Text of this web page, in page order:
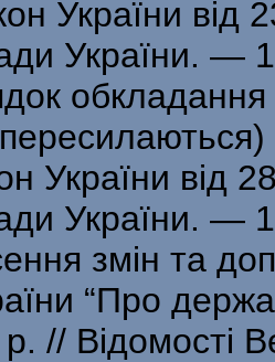
України від
України.
обкладання
України від
України.
змін та
“Про
// Відомості